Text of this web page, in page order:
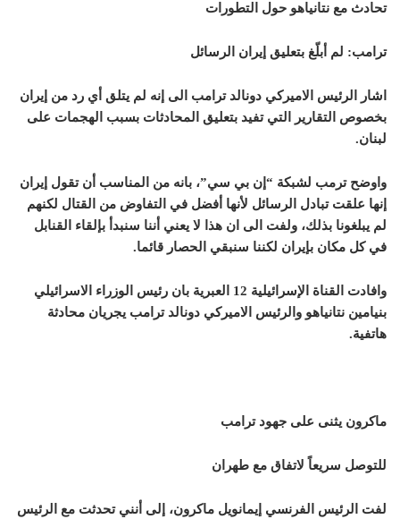
تحادث مع نتانياهو حول التطورات
ترامب: لم أبلّغ بتعليق إيران الرسائل
اشار الرئيس الاميركي دونالد ترامب الى إنه لم يتلق أي رد من إيران
بخصوص التقارير التي تفيد بتعليق المحادثات بسبب الهجمات على
لبنان.
واوضح ترمب لشبكة “إن بي سي”، بانه من المناسب أن تقول إيران
إنها علقت تبادل الرسائل لأنها أفضل في التفاوض من القتال لكنهم
لم يبلغونا بذلك، ولفت الى ان هذا لا يعني أننا سنبدأ بإلقاء القنابل
في كل مكان بإيران لكننا سنبقي الحصار قائما.
وافادت القناة الإسرائيلية 12 العبرية بان رئيس الوزراء الاسرائيلي
بنيامين نتانياهو والرئيس الاميركي دونالد ترامب يجريان محادثة
هاتفية.
ماكرون يثنى على جهود ترامب
للتوصل سريعاً لاتفاق مع طهران
لفت الرئيس الفرنسي إيمانويل ماكرون، إلى أنني تحدثت مع الرئيس